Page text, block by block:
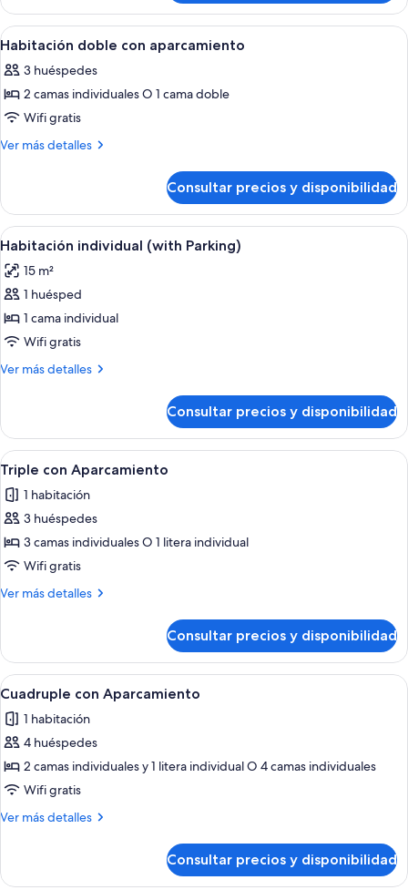
cuádruple
Abrir
todas
las
fotos
de
Habitación
aparcamiento
Una habitación de hotel con cama,
13
Habitación doble con aparcamiento
3 huéspedes
2 camas individuales O 1 cama doble
Wifi gratis
Ver más detalles
Más
doble
con
aparcamiento
Consultar precios y disponibilidad
Abrir
todas
las
fotos
de
Habitación
individual
Una habitación de hotel con una
12
Habitación individual (with Parking)
15 m²
1 huésped
1 cama individual
Wifi gratis
Ver más detalles
Más
individual
(with
Parking)
Consultar precios y disponibilidad
Abrir
todas
las
fotos
de
Triple
con
Una habitación de hotel con una
5
Triple con Aparcamiento
1 habitación
3 huéspedes
3 camas individuales O 1 litera individual
Wifi gratis
Ver más detalles
Más
con
Aparcamiento
Consultar precios y disponibilidad
Abrir
todas
las
fotos
de
Cuadruple
con
Una habitación de hotel con una
5
Cuadruple con Aparcamiento
1 habitación
4 huéspedes
2 camas individuales y 1 litera individual O 4 camas individuales
Wifi gratis
Ver más detalles
Más
con
Consultar precios y disponibilidad